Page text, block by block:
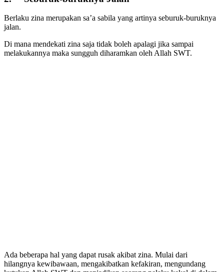
Berlaku zina merupakan sa’a sabila yang artinya seburuk-buruknya
jalan.
Di mana mendekati zina saja tidak boleh apalagi jika sampai
melakukannya maka sungguh diharamkan oleh Allah SWT.
Ada beberapa hal yang dapat rusak akibat zina. Mulai dari
hilangnya kewibawaan, mengakibatkan kefakiran, mengundang